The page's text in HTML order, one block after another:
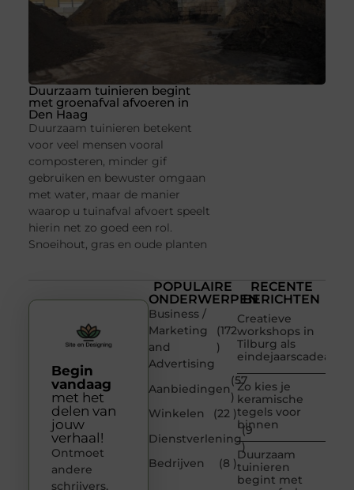
Duurzaam tuinieren begint
met groenafval afvoeren in
Den Haag
Duurzaam tuinieren betekent
voor veel mensen vooral
composteren, minder gif
gebruiken en bewuster omgaan
met water, maar de manier
waarop u tuinafval afvoert speelt
hierin net zo goed een rol.
Snoeihout, gras en oude planten
POPULAIRE
ONDERWERPEN
Business /
Marketing
and
Advertising
(172
)
Aanbiedingen
(57
)
Winkelen
(22 )
Dienstverlening
(9
)
Bedrijven
(8 )
RECENTE
BERICHTEN
Creatieve
workshops in
Tilburg als
eindejaarscadeau
Zo kies je
keramische
tegels voor
binnen
Duurzaam
tuinieren
begint met
Begin
vandaag
met het
delen van
jouw
verhaal!
Ontmoet
andere
schrijvers,